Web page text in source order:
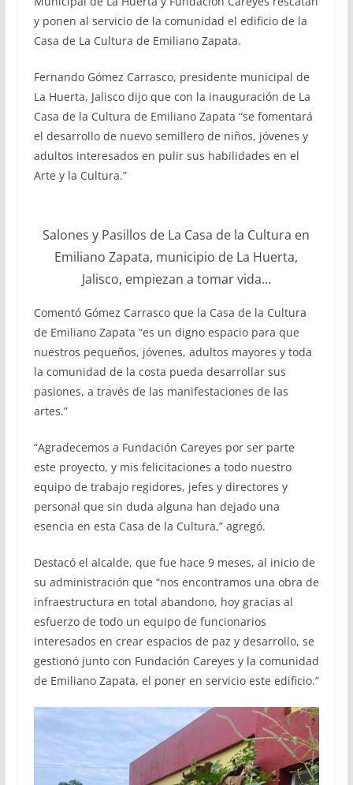
y ponen al servicio de la comunidad el edificio de la
Casa de La Cultura de Emiliano Zapata.
Fernando Gómez Carrasco, presidente municipal de
La Huerta, Jalisco dijo que con la inauguración de La
Casa de la Cultura de Emiliano Zapata “se fomentará
el desarrollo de nuevo semillero de niños, jóvenes y
adultos interesados en pulir sus habilidades en el
Arte y la Cultura.”
Salones y Pasillos de La Casa de la Cultura en
Emiliano Zapata, municipio de La Huerta,
Jalisco, empiezan a tomar vida…
Comentó Gómez Carrasco que la Casa de la Cultura
de Emiliano Zapata “es un digno espacio para que
nuestros pequeños, jóvenes, adultos mayores y toda
la comunidad de la costa pueda desarrollar sus
pasiones, a través de las manifestaciones de las
artes.”
“Agradecemos a Fundación Careyes por ser parte
este proyecto, y mis felicitaciones a todo nuestro
equipo de trabajo regidores, jefes y directores y
personal que sin duda alguna han dejado una
esencia en esta Casa de la Cultura,” agregó.
Destacó el alcalde, que fue hace 9 meses, al inicio de
su administración que “nos encontramos una obra de
infraestructura en total abandono, hoy gracias al
esfuerzo de todo un equipo de funcionarios
interesados en crear espacios de paz y desarrollo, se
gestionó junto con Fundación Careyes y la comunidad
de Emiliano Zapata, el poner en servicio este edificio.”